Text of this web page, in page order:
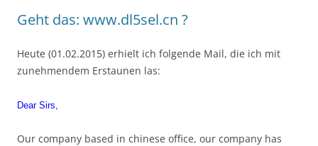
Geht das: www.dl5sel.cn ?
Heute (01.02.2015) erhielt ich folgende Mail, die ich mit
zunehmendem Erstaunen las:
Dear Sirs,
Our company based in chinese office, our company has